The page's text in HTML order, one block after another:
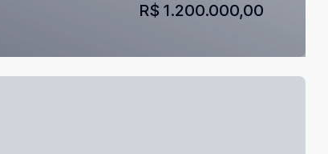
R$ 1.200.000,00